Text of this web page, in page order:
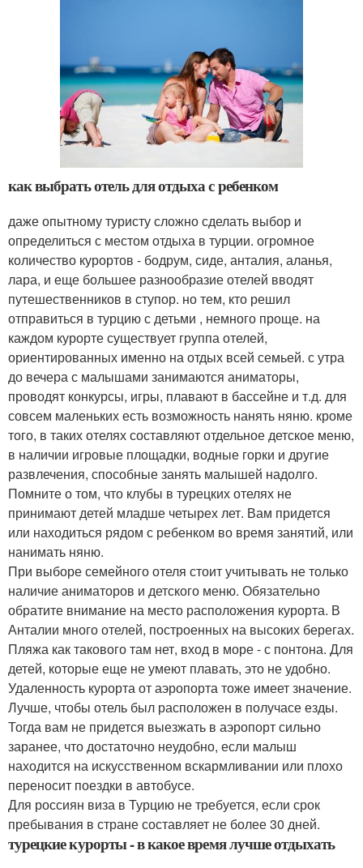
как выбрать отель для отдыха с ребенком
даже опытному туристу сложно сделать выбор и
определиться с местом отдыха в турции. огромное
количество курортов - бодрум, сиде, анталия, аланья,
лара, и еще большее разнообразие отелей вводят
путешественников в ступор. но тем, кто решил
отправиться в турцию с детьми , немного проще. на
каждом курорте существует группа отелей,
ориентированных именно на отдых всей семьей. с утра
до вечера с малышами занимаются аниматоры,
проводят конкурсы, игры, плавают в бассейне и т.д. для
совсем маленьких есть возможность нанять няню. кроме
того, в таких отелях составляют отдельное детское меню,
в наличии игровые площадки, водные горки и другие
развлечения, способные занять малышей надолго.
Помните о том, что клубы в турецких отелях не
принимают детей младше четырех лет. Вам придется
или находиться рядом с ребенком во время занятий, или
нанимать няню.
При выборе семейного отеля стоит учитывать не только
наличие аниматоров и детского меню. Обязательно
обратите внимание на место расположения курорта. В
Анталии много отелей, построенных на высоких берегах.
Пляжа как такового там нет, вход в море - с понтона. Для
детей, которые еще не умеют плавать, это не удобно.
Удаленность курорта от аэропорта тоже имеет значение.
Лучше, чтобы отель был расположен в получасе езды.
Тогда вам не придется выезжать в аэропорт сильно
заранее, что достаточно неудобно, если малыш
находится на искусственном вскармливании или плохо
переносит поездки в автобусе.
Для россиян виза в Турцию не требуется, если срок
пребывания в стране составляет не более 30 дней.
турецкие курорты - в какое время лучше отдыхать